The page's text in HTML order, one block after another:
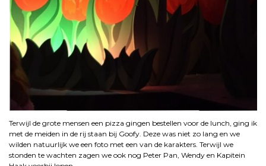
Terwijl de grote mensen een pizza gingen bestellen voor de lunch, ging ik
met de meiden in de rij staan bij Goofy. Deze was niet zo lang en we
wilden natuurlijk we een foto met een van de karakters. Terwijl we
stonden te wachten zagen we ook nog Peter Pan, Wendy en Kapitein